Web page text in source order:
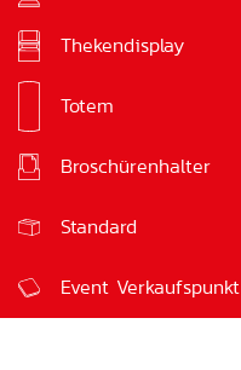
Thekendisplay
Totem
Werbeplakat
Broschürenhalter
Urne
Standard
Event Verkaufspunkt